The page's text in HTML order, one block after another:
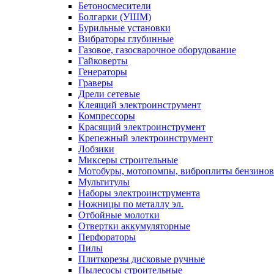
Бетоносмесители
Болгарки (УШМ)
Бурильные установки
Вибраторы глубинные
Газовое, газосварочное оборудование
Гайковерты
Генераторы
Граверы
Дрели сетевые
Клеящий электроинструмент
Компрессоры
Красящий электроинструмент
Крепежный электроинструмент
Лобзики
Миксеры строительные
Мотобуры, мотопомпы, виброплиты
Мультитулы
Наборы электроинструмента
Ножницы по металлу эл.
Отбойные молотки
Отвертки аккумуляторные
Перфораторы
Пилы
Плиткорезы дисковые ручные
Пылесосы строительные